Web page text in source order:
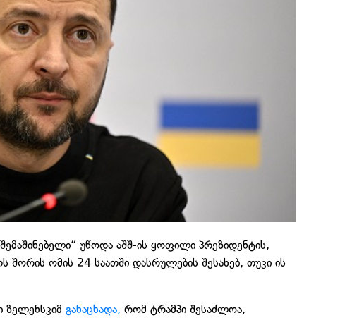
უწოდა აშშ-ის ყოფილი პრეზიდენტის,
შორის ომის 24 საათში დასრულების შესახებ, თუკი ის
განაცხადა, რომ ტრამპი შესაძლოა,